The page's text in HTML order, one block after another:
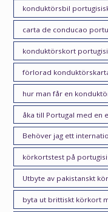
konduktörsbil
carta de conducao
konduktörskort
förlorad
hur man får en
åka till Portugal med en
Behöver jag ett
körkortstest på
Utbyte av pakistanskt
byta ut brittiskt körkort